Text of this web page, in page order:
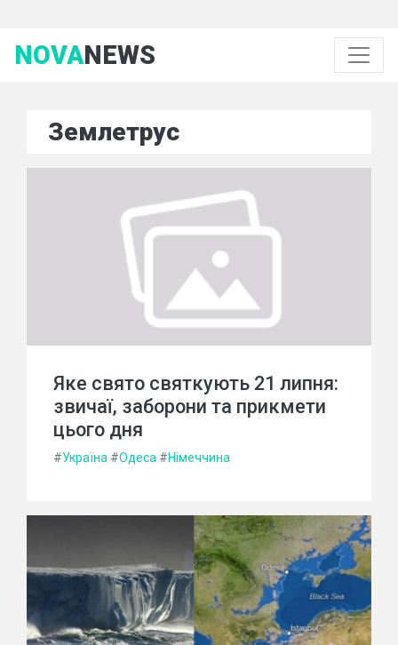
NOVANEWS
Землетрус
Яке свято святкують 21 липня:
звичаї, заборони та прикмети
цього дня
#Україна #Одеса #Німеччина